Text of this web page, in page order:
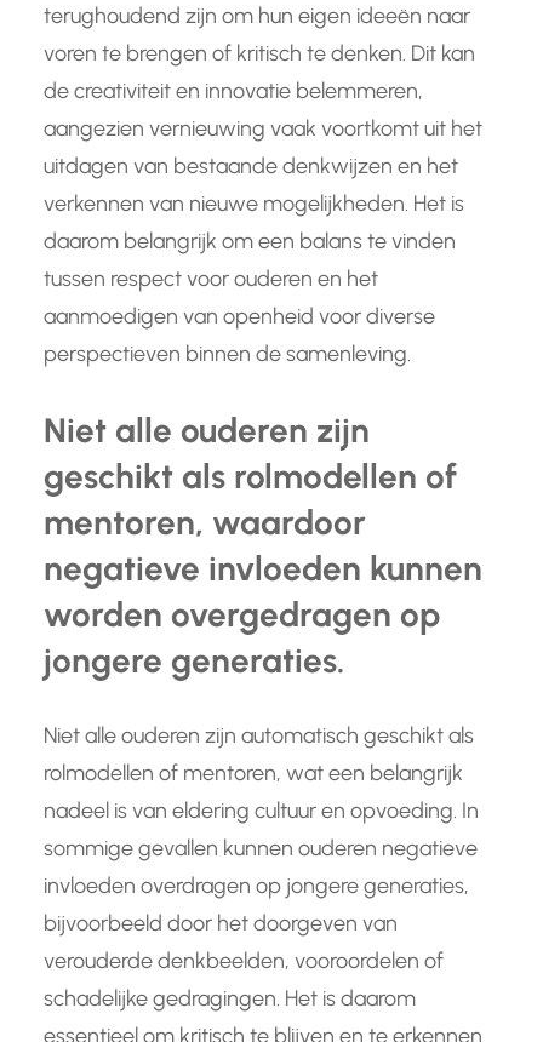
terughoudend zijn om hun eigen ideeën naar
voren te brengen of kritisch te denken. Dit kan
de creativiteit en innovatie belemmeren,
aangezien vernieuwing vaak voortkomt uit het
uitdagen van bestaande denkwijzen en het
verkennen van nieuwe mogelijkheden. Het is
daarom belangrijk om een balans te vinden
tussen respect voor ouderen en het
aanmoedigen van openheid voor diverse
perspectieven binnen de samenleving.
Niet alle ouderen zijn
geschikt als rolmodellen of
mentoren, waardoor
negatieve invloeden kunnen
worden overgedragen op
jongere generaties.
Niet alle ouderen zijn automatisch geschikt als
rolmodellen of mentoren, wat een belangrijk
nadeel is van eldering cultuur en opvoeding. In
sommige gevallen kunnen ouderen negatieve
invloeden overdragen op jongere generaties,
bijvoorbeeld door het doorgeven van
verouderde denkbeelden, vooroordelen of
schadelijke gedragingen. Het is daarom
essentieel om kritisch te blijven en te erkennen